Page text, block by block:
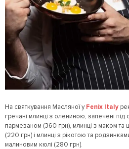
На святкування Масляної уFenix Italy
гречані млинці з олениною, запечені
пармезаном (360 грн), млинці з маком
(220 грн) і млинці з рікотою та
малиновим кюлі (280 грн).